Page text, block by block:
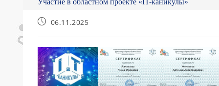
Участие в областном проекте «IT-каникулы»
Запись06.11.2025